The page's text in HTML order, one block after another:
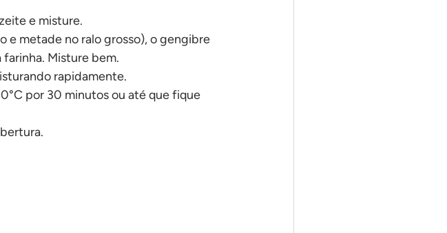
e misture.
e metade no ralo grosso), o gengibre
farinha. Misture bem.
rapidamente.
por 30 minutos ou até que fique